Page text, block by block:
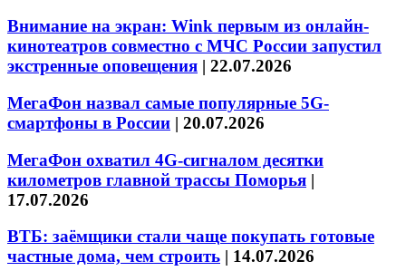
Внимание на экран: Wink первым из онлайн-
кинотеатров совместно с МЧС России запустил
экстренные оповещения | 22.07.2026
МегаФон назвал самые популярные 5G-
смартфоны в России | 20.07.2026
МегаФон охватил 4G-сигналом десятки
километров главной трассы Поморья |
17.07.2026
ВТБ: заёмщики стали чаще покупать готовые
частные дома, чем строить | 14.07.2026